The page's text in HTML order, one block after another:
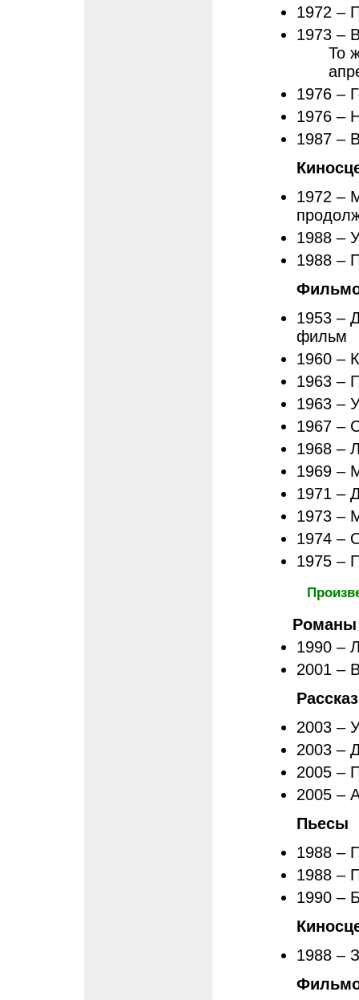
1972 –
1973 –
То
1976 –
1976 –
1987 –
1972 –
1988 –
1988 –
1953 –
фильм
1960 –
1963 –
1963 –
1967 –
1968 –
1969 –
1971 –
1973 –
1974 –
1975 –
Романы
1990 –
2001 –
2003 –
2003 –
2005 –
2005 –
Пьесы
1988 –
1988 –
1990 –
1988 –